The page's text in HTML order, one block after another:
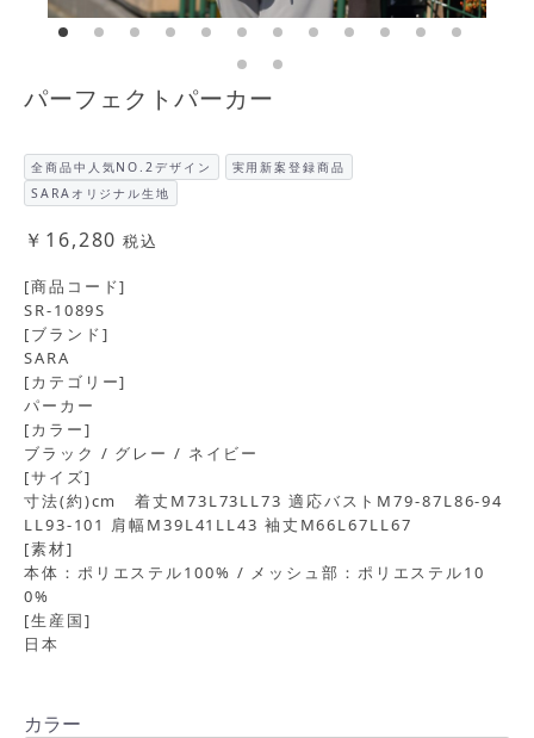
パーフェクトパーカー
全商品中人気NO.2デザイン
実用新案登録商品
SARAオリジナル生地
￥16,280 税込
[商品コード]
SR-1089S
[ブランド]
SARA
[カテゴリー]
パーカー
[カラー]
ブラック / グレー / ネイビー
[サイズ]
寸法(約)cm 着丈M73L73LL73 適応バストM79-87L86-94
LL93-101 肩幅M39L41LL43 袖丈M66L67LL67
[素材]
本体：ポリエステル100% / メッシュ部：ポリエステル10
0%
[生産国]
日本
カラー